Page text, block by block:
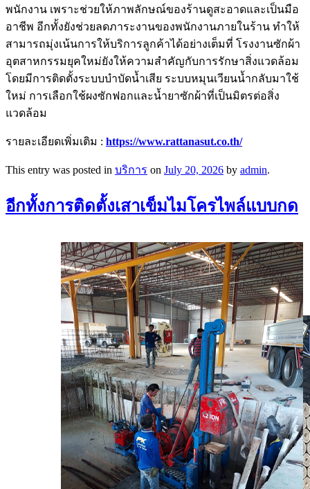
พนักงาน เพราะช่วยให้ภาพลักษณ์ของร้านดูสะอาดและเป็นมือ
อาชีพ อีกทั้งยังช่วยลดภาระงานของพนักงานภายในร้าน ทำให้
สามารถมุ่งเน้นการให้บริการลูกค้าได้อย่างเต็มที่ โรงงานซักผ้า
อุตสาหกรรมยุคใหม่ยังให้ความสำคัญกับการรักษาสิ่งแวดล้อม
โดยมีการติดตั้งระบบบำบัดน้ำเสีย ระบบหมุนเวียนน้ำกลับมาใช้
ใหม่ การเลือกใช้ผงซักฟอกและน้ำยาซักผ้าที่เป็นมิตรต่อสิ่ง
แวดล้อม
รายละเอียดเพิ่มเติม : https://www.rattanasut.co.th/
This entry was posted in บริการ on July 20, 2026 by admin.
อีกทั้งการติดตั้งเสาเข็มไมโครไพล์แบบกด